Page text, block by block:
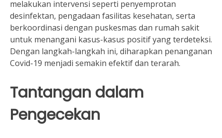
melakukan intervensi seperti penyemprotan
desinfektan, pengadaan fasilitas kesehatan, serta
berkoordinasi dengan puskesmas dan rumah sakit
untuk menangani kasus-kasus positif yang terdeteksi.
Dengan langkah-langkah ini, diharapkan penanganan
Covid-19 menjadi semakin efektif dan terarah.
Tantangan dalam
Pengecekan